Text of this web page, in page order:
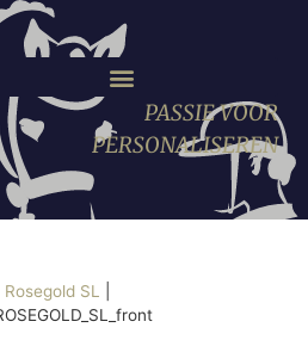
PASSIE VOOR
PERSONALISEREN
SL